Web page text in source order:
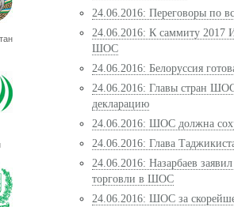
24.06.2016: Переговоры по
24.06.2016: К саммиту 2017
ШОС
24.06.2016: Белоруссия
24.06.2016: Главы стран
декларацию
24.06.2016: ШОС должна
24.06.2016: Глава
24.06.2016: Назарбаев
торговли в ШОС
24.06.2016: ШОС за